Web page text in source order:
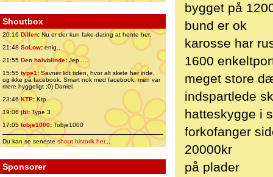
Shoutbox
20:16 Dillen: Nu er der kun fake-dating at hente her.
21:48 SoLow:enig..
21:55 Den halvblinde:Jep.....
15:55 type1:Savner lidt tiden, hvor alt skete her inde,
og ikke på facebook. Smart nok med facebook, men var
mere hyggeligt ;0) Daniel
23:46 KTP:Ktp
19:06jbl:Type 3
17:05tobje1000: Tobje1000
Du kan se senesteshout historik her...
Sponsorer
bygget på
bund er ok
karosse har
1600
meget store
indspartlede
hatteskygge i
forkofanger
20000kr
på plader